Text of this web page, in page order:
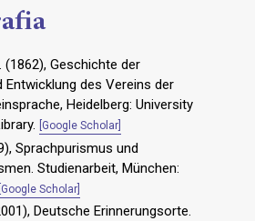
(1862), Geschichte der
Entwicklung des Vereins der
Heidelberg: University
[Google Scholar]
Sprachpurismus und
Studienarbeit, München:
[Google Scholar]
Deutsche Erinnerungsorte.